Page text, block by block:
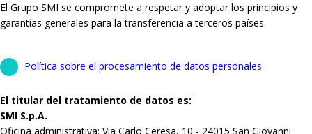
El Grupo SMI se compromete a respetar y adoptar los principios y
garantías generales para la transferencia a terceros países.
Política sobre el procesamiento de datos personales
El titular del tratamiento de datos es:
SMI S.p.A.
Oficina administrativa: Via Carlo Ceresa, 10 - 24015 San Giovanni